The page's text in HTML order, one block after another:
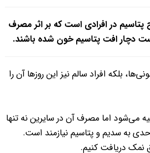
در افرادی است که بر اثر مصرف
دچار افت پتاسیم خون شده باشند.
بلکه افراد سالم نیز این روزها آن را
می‌شود اما مصرف آن در سایرین نه تنها
به سدیم و پتاسیم نیازمند است.
نمک دریافت کنیم.